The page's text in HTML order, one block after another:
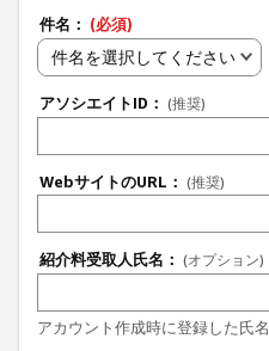
件名： (必須)
件名を選択してください
アソシエイトID： (推奨)
WebサイトのURL： (推奨)
紹介料受取人氏名： (オプション)
アカウント作成時に登録した氏名